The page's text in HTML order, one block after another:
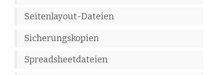
Seitenlayout-Dateien
Sicherungskopien
Spreadsheetdateien